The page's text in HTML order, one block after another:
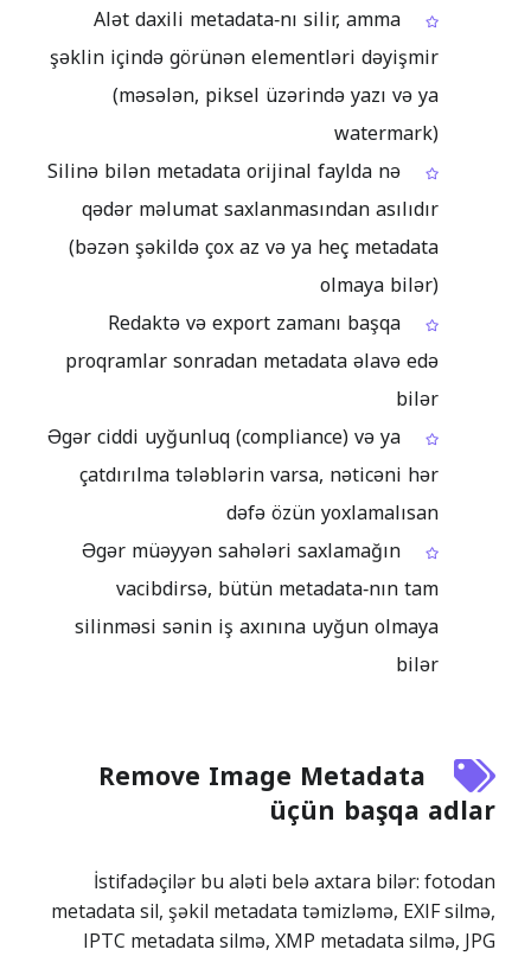
Alət daxili metadata‑nı silir, amma
şəklin içində görünən elementləri dəyişmir
(məsələn, piksel üzərində yazı və ya
watermark)
Silinə bilən metadata orijinal faylda nə
qədər məlumat saxlanmasından asılıdır
(bəzən şəkildə çox az və ya heç metadata
olmaya bilər)
Redaktə və export zamanı başqa
proqramlar sonradan metadata əlavə edə
bilər
Əgər ciddi uyğunluq (compliance) və ya
çatdırılma tələblərin varsa, nəticəni hər
dəfə özün yoxlamalısan
Əgər müəyyən sahələri saxlamağın
vacibdirsə, bütün metadata‑nın tam
silinməsi sənin iş axınına uyğun olmaya
bilər
Remove Image Metadata
üçün başqa adlar
İstifadəçilər bu aləti belə axtara bilər: fotodan
metadata sil, şəkil metadata təmizləmə, EXIF silmə,
IPTC metadata silmə, XMP metadata silmə, JPG